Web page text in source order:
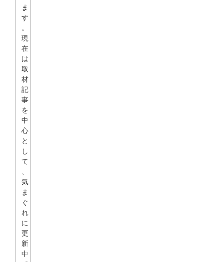
ま
す
。
現
在
は
取
材
記
事
を
中
心
と
し
て
気
ま
ぐ
れ
に
更
新
中